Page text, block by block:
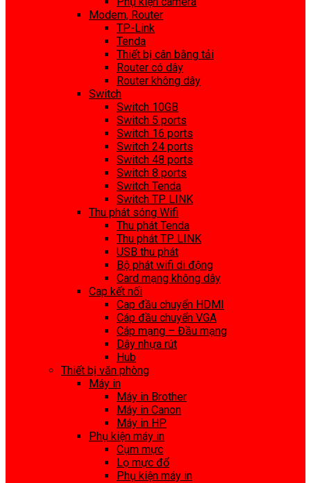
Modem, Router
TP-Link
Tenda
Thiết bị cân bằng tải
Router có dây
Router không dây
Switch
Switch 10GB
Switch 5 ports
Switch 16 ports
Switch 24 ports
Switch 48 ports
Switch 8 ports
Switch Tenda
Switch TP LINK
Thu phát sóng Wifi
Thu phát Tenda
Thu phát TP LINK
USB thu phát
Bộ phát wifi di động
Card mạng không dây
Cap kết nối
Cap đầu chuyển HDMI
Cáp đầu chuyển VGA
Cáp mạng – Đầu mạng
Dây nhựa rút
Hub
Thiết bị văn phòng
Máy in
Máy in Brother
Máy in Canon
Máy in HP
Phụ kiện máy in
Cụm mực
Lọ mực đổ
Phụ kiện máy in